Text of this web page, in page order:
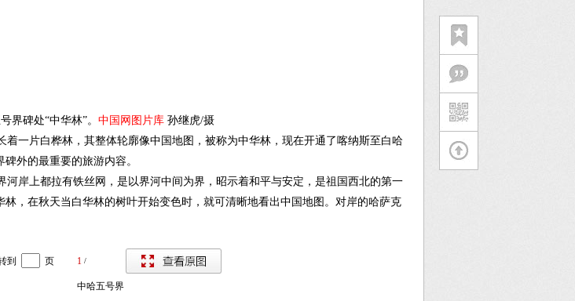
界碑处“中华林”。 中国网图片库 孙继虎/摄
一片白桦林，其整体轮廓像中国地图，被称为中华林，现在开通了喀纳斯至白哈
外的最重要的旅游内容。
岸上都拉有铁丝网，是以界河中间为界，昭示着和平与安定，是祖国西北的第一
，在秋天当白华林的树叶开始变色时，就可清晰地看出中国地图。对岸的哈萨克
到 页 1 /
中哈五号界